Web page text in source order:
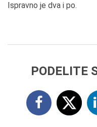
Ispravno je dva i po.
PODELITE